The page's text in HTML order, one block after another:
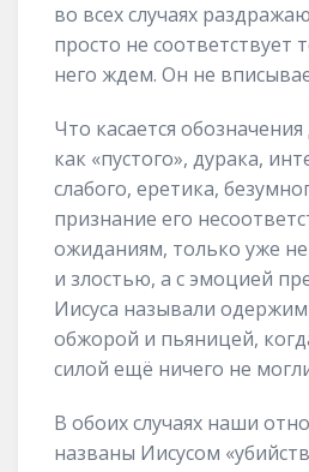
во всех случаях
просто не соответствует
него ждем. Он не
Что касается
как «пустого», дурака,
слабого, еретика,
признание его
ожиданиям, только уже
и злостью, а с эмоцией
Иисуса называли
обжорой и пьяницей,
силой ещё ничего не
В обоих случаях наши
названы Иисусом